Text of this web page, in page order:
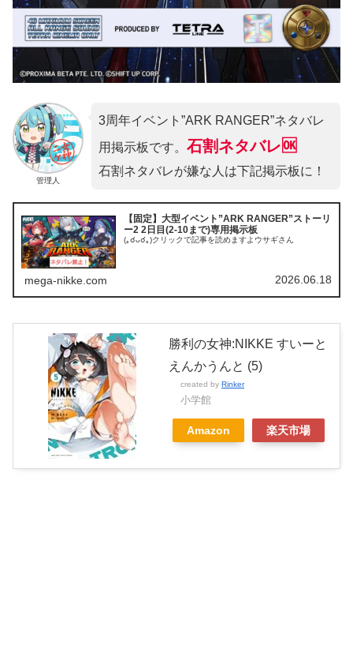
管理人
3周年イベント”ARK RANGER”ネタバレ
用掲示板です。 石割ネタバレ🆗
石割ネタバレが嫌な人は下記掲示板に！
【固定】大型イベント”ARK RANGER”ストーリ
ー2 2日目(2-10まで)専用掲示板
(｡☌ᴗ☌｡)クリックで記事を読めますよウサギさん
mega-nikke.com 2026.06.18
勝利の女神:NIKKE すいーと
えんかうんと (5)
created by Rinker
小学館
Amazon 楽天市場